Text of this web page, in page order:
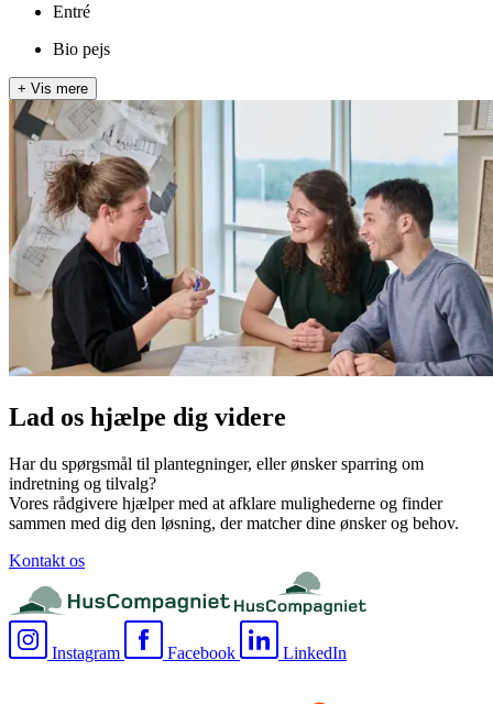
Entré
Bio pejs
+ Vis mere
Lad os hjælpe dig videre
Har du spørgsmål til plantegninger, eller ønsker sparring om
indretning og tilvalg?
Vores rådgivere hjælper med at afklare mulighederne og finder
sammen med dig den løsning, der matcher dine ønsker og behov.
Kontakt os
Instagram Facebook LinkedIn